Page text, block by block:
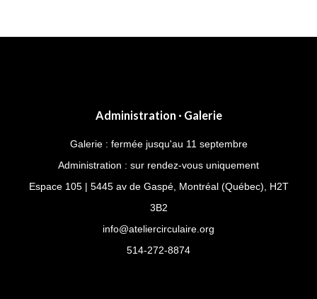
navigation
Administration · Galerie
Galerie : fermée jusqu'au 11 septembre
Administration : sur rendez-vous uniquement
Espace 105 | 5445 av de Gaspé, Montréal (Québec), H2T
3B2
info@ateliercirculaire.org
514-272-8874